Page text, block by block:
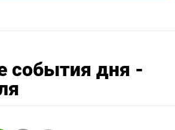
события дня -